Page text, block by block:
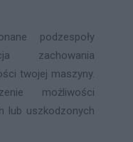
podzespoły
zachowania
twojej maszyny.
możliwości
lub uszkodzonych